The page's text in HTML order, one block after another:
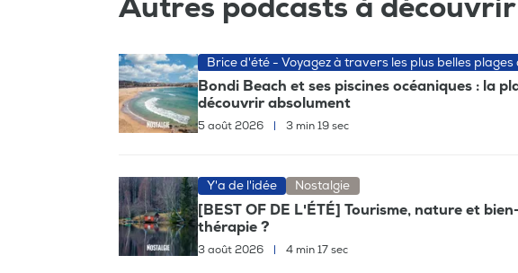
Autres podcasts à découvrir
Brice d'été - Voyagez à travers les plus belles plages
Bondi Beach et ses piscines océaniques : la
découvrir absolument
5 août 2026 3 min 19 sec
Y'a de l'idée Nostalgie
[BEST OF DE L'ÉTÉ] Tourisme, nature et
thérapie ?
3 août 2026 4 min 17 sec